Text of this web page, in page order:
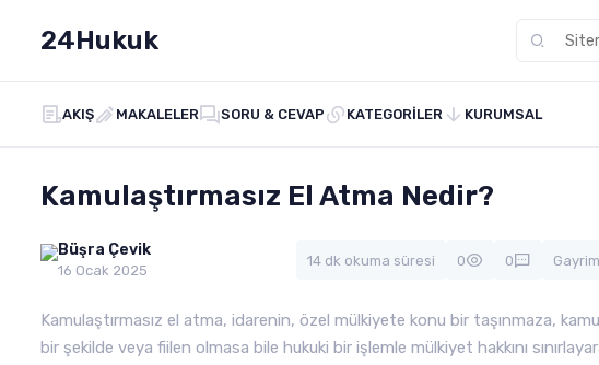
24Hukuk
AKIŞ MAKALELER SORU & CEVAP KATEGORILER KURUMSAL
Kamulaştırmasız El Atma Nedir?
Büşra Çevik
16 Ocak 2025
14 dk okuma süresi 0 0
Kamulaştırmasız el atma, idarenin, özel mülkiyete konu bir taşınmaza,
bir şekilde veya fiilen olmasa bile hukuki bir işlemle mülkiyet hakkını